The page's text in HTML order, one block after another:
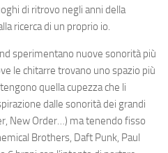
di ritrovo negli anni della
ricerca di un proprio io.
sperimentano nuove sonorità più
le chitarre trovano uno spazio più
quella cupezza che li
dalle sonorità dei grandi
New Order…) ma tenendo fisso
Brothers, Daft Punk, Paul